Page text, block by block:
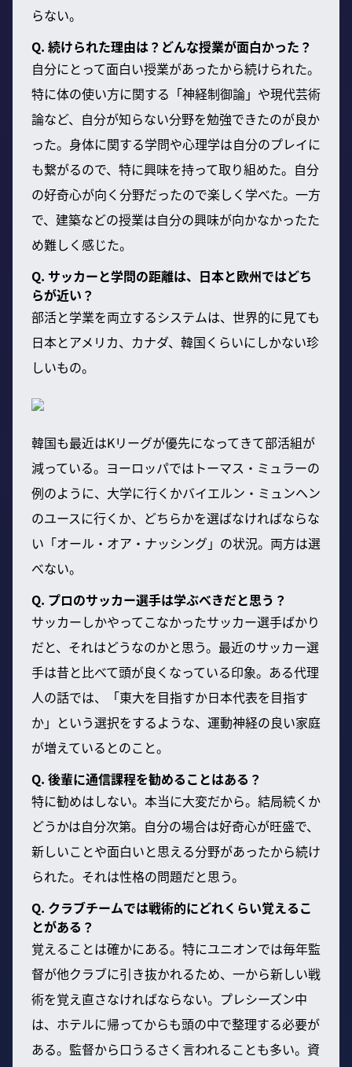
らない。
Q. 続けられた理由は？どんな授業が面白かった？
自分にとって面白い授業があったから続けられた。
特に体の使い方に関する「神経制御論」や現代芸術
論など、自分が知らない分野を勉強できたのが良か
った。身体に関する学問や心理学は自分のプレイに
も繋がるので、特に興味を持って取り組めた。自分
の好奇心が向く分野だったので楽しく学べた。一方
で、建築などの授業は自分の興味が向かなかったた
め難しく感じた。
Q. サッカーと学問の距離は、日本と欧州ではどち
らが近い？
部活と学業を両立するシステムは、世界的に見ても
日本とアメリカ、カナダ、韓国くらいにしかない珍
しいもの。
韓国も最近はKリーグが優先になってきて部活組が
減っている。ヨーロッパではトーマス・ミュラーの
例のように、大学に行くかバイエルン・ミュンヘン
のユースに行くか、どちらかを選ばなければならな
い「オール・オア・ナッシング」の状況。両方は選
べない。
Q. プロのサッカー選手は学ぶべきだと思う？
サッカーしかやってこなかったサッカー選手ばかり
だと、それはどうなのかと思う。最近のサッカー選
手は昔と比べて頭が良くなっている印象。ある代理
人の話では、「東大を目指すか日本代表を目指す
か」という選択をするような、運動神経の良い家庭
が増えているとのこと。
Q. 後輩に通信課程を勧めることはある？
特に勧めはしない。本当に大変だから。結局続くか
どうかは自分次第。自分の場合は好奇心が旺盛で、
新しいことや面白いと思える分野があったから続け
られた。それは性格の問題だと思う。
Q. クラブチームでは戦術的にどれくらい覚えるこ
とがある？
覚えることは確かにある。特にユニオンでは毎年監
督が他クラブに引き抜かれるため、一から新しい戦
術を覚え直さなければならない。プレシーズン中
は、ホテルに帰ってからも頭の中で整理する必要が
ある。監督から口うるさく言われることも多い。資